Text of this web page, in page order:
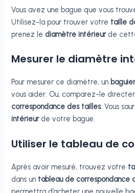
Vous avez une bague que vous
Utilisez-la pour trouver votre taille
prenez le diamètre intérieurde
Mesurer le diamètre
Pour mesurer ce diamètre, un
vous aider. Ou, comparez-le
correspondance des tailles. Vous
intérieurde votre bague.
Utiliser le tableau de
Après avoir mesuré, trouvez votre
dans un tableau de correspondance